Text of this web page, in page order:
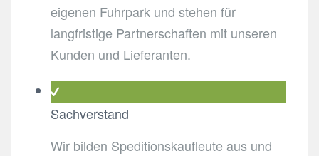
eigenen Fuhrpark und stehen für
langfristige Partnerschaften mit unseren
Kunden und Lieferanten.
Sachverstand
Wir bilden Speditionskaufleute aus und